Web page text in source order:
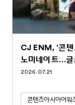
CJ ENM, '콘텐
노미네이트…글
2026.07.21
콘텐츠아시아어워